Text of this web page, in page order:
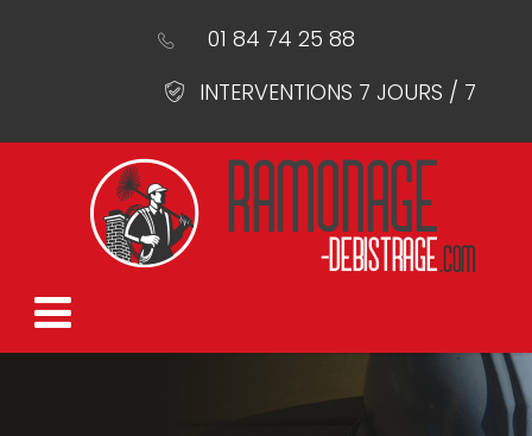
01 84 74 25 88
INTERVENTIONS 7 JOURS / 7